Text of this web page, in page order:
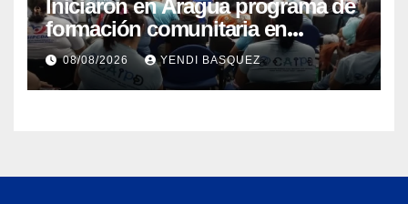
Iniciaron en Aragua programa de
formación comunitaria en
atención a personas con
discapacidad
08/08/2026 YENDI BASQUEZ